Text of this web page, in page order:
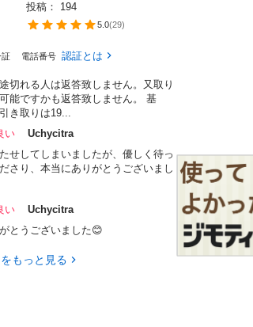
投稿： 194
5.0(29)
電話番号 認証とは
切れる人は返答致しません。又取り
能ですかも返答致しません。 基
き取りは19...
い
Uchycitra
せしてしまいましたが、優しく待っ
さり、本当にありがとうございまし
い
Uchycitra
とうございました😊
もっと見る